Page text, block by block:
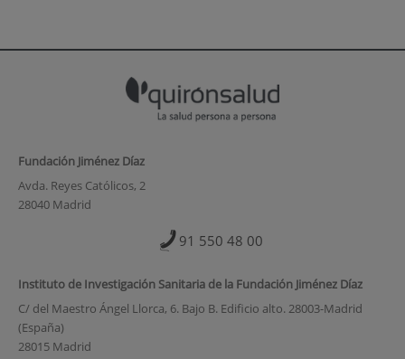
Fundación Jiménez Díaz
Avda. Reyes Católicos, 2
28040 Madrid
91 550 48 00
Instituto de Investigación Sanitaria de la Fundación Jiménez Díaz
C/ del Maestro Ángel Llorca, 6. Bajo B. Edificio alto. 28003-Madrid
(España)
28015 Madrid